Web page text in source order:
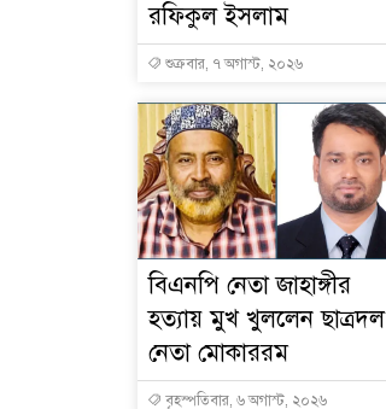
রফিকুল ইসলাম
শুক্রবার, ৭ অগাস্ট, ২০২৬
বিএনপি নেতা জাহাঙ্গীর
হত্যায় মুখ খুললেন ছাত্রদল
নেতা মোকাররম
বৃহস্পতিবার, ৬ অগাস্ট, ২০২৬